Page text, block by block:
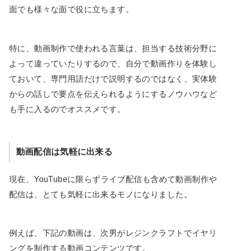
面でも様々な面で役に立ちます。
特に、動画制作で使われる言葉は、担当する技術分野に
よって違っていたりするので、自分で動画作りを体験し
ておいて、専門用語だけで説明するのではなく、実体験
からの話しで要点を伝えられるようにするノウハウなど
も手に入るのでオススメです。
動画配信は気軽に出来る
現在、YouTubeに限らずライブ配信も含めて動画制作や
配信は、とても気軽に出来るモノになりました。
例えば、下記の動画は、次男がレジンクラフトでイヤリ
ングを制作する動画コンテンツです。